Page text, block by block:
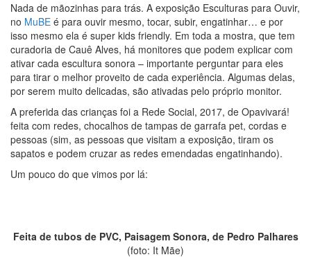
Nada de mãozinhas para trás. A exposição Esculturas para Ouvir,
no MuBE é para ouvir mesmo, tocar, subir, engatinhar… e por
isso mesmo ela é super kids friendly. Em toda a mostra, que tem
curadoria de Cauê Alves, há monitores que podem explicar com
ativar cada escultura sonora – importante perguntar para eles
para tirar o melhor proveito de cada experiência. Algumas delas,
por serem muito delicadas, são ativadas pelo próprio monitor.
A preferida das crianças foi a Rede Social, 2017, de Opavivará!
feita com redes, chocalhos de tampas de garrafa pet, cordas e
pessoas (sim, as pessoas que visitam a exposição, tiram os
sapatos e podem cruzar as redes emendadas engatinhando).
Um pouco do que vimos por lá:
Feita de tubos de PVC, Paisagem Sonora, de Pedro Palhares
(foto: It Mãe)